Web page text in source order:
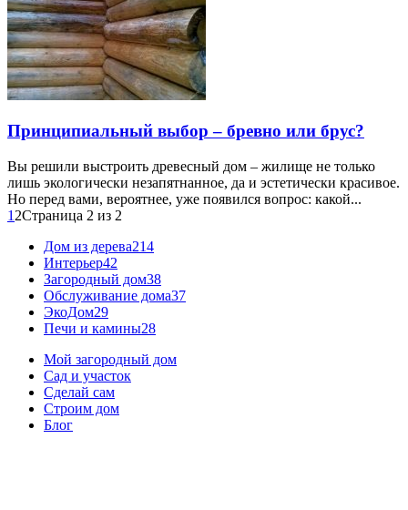
Принципиальный выбор – бревно или брус?
Вы решили выстроить древесный дом – жилище не только
лишь экологически незапятнанное, да и эстетически красивое.
Но перед вами, вероятнее, уже появился вопрос: какой...
1 2Страница 2 из 2
Дом из дерева214
Интерьер42
Загородный дом38
Обслуживание дома37
ЭкоДом29
Печи и камины28
Мой загородный дом
Сад и участок
Сделай сам
Строим дом
Блог